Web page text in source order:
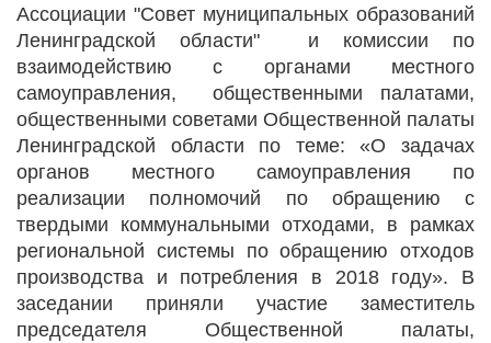
Ассоциации "Совет муниципальных образований
Ленинградской области" и комиссии по
взаимодействию с органами местного
самоуправления, общественными палатами,
общественными советами Общественной палаты
Ленинградской области по теме: «О задачах
органов местного самоуправления по
реализации полномочий по обращению с
твердыми коммунальными отходами, в рамках
региональной системы по обращению отходов
производства и потребления в 2018 году». В
заседании приняли участие заместитель
председателя Общественной палаты,